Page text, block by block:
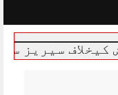
سے متعلق